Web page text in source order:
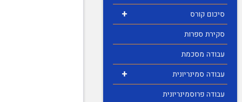
+
סיכום קורס
סקירת ספרות
עבודה מסכמת
+
עבודה סמינריונית
עבודה פרוסמינריונית